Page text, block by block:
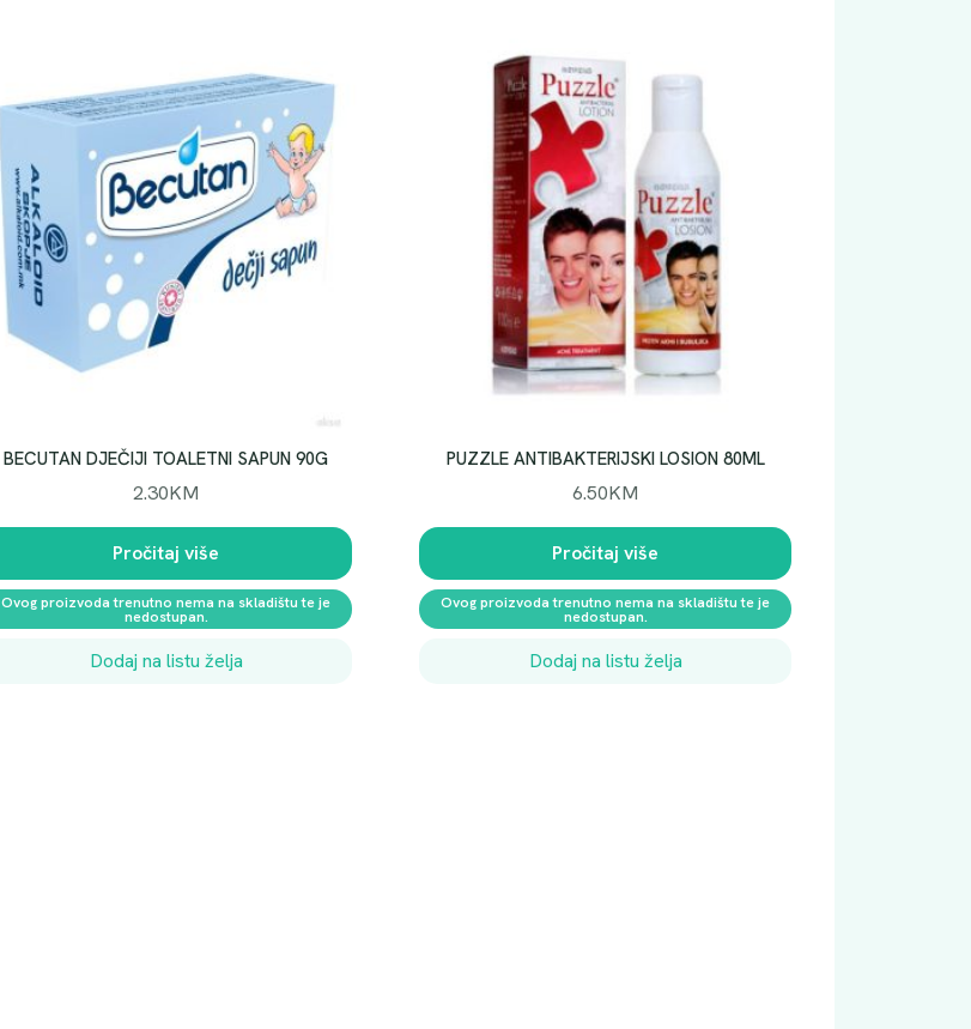
BECUTAN DJEČIJI TOALETNI SAPUN 90G
2.30KM
Pročitaj više
Ovog proizvoda trenutno nema na skladištu te je
nedostupan.
Dodaj na listu želja
PUZZLE ANTIBAKTERIJSKI LOSION 80ML
6.50KM
Pročitaj više
Ovog proizvoda trenutno nema na skladištu te je
nedostupan.
Dodaj na listu želja